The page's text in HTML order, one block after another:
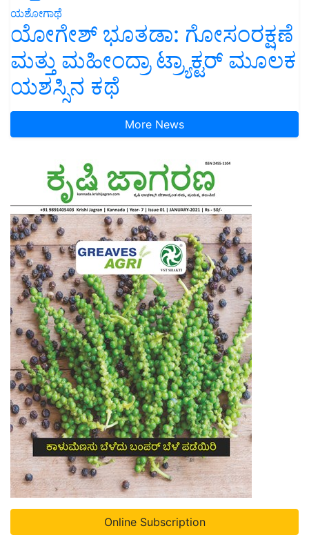
ಯಶೋಗಾಥೆ
ಯೋಗೇಶ್ ಭೂತಡಾ: ಗೋಸಂರಕ್ಷಣೆ
ಮತ್ತು ಮಹೀಂದ್ರಾ ಟ್ರ್ಯಾಕ್ಟರ್ ಮೂಲಕ
ಯಶಸ್ಸಿನ ಕಥೆ
More News
Online Subscription